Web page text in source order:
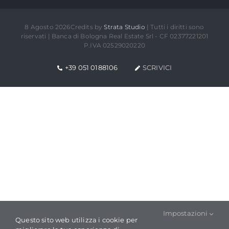
Whistleblowing
8 Agosto 2026Credits byStrata Studio | Tutti i diritti sono
riservati | Banca di Bologna Real Estate Srl - CF 02377221201
P.IVA 02529020220
+39 051 0188106 SCRIVICI
Questo sito web utilizza i cookie per
Impostazioni